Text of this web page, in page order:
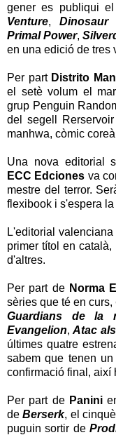
gener es publiqui
Venture,Dinosaur
Primal Power,
en una edició de tres
Per part Distrito
el setè volum el
grup Penguin
del segell
manhwa, còmic
Una nova editorial
ECC Edciones va
mestre del terror.
flexibook i s'espera
L'editorial valenciana
primer títol en
d'altres.
Per part de Norma
sèries que té en curs,
Guardians de la
Evangelion,Atac
últimes quatre
sabem que tenen
confirmació final, així
Per part de Panini
deBerserk, el
puguin sortir de